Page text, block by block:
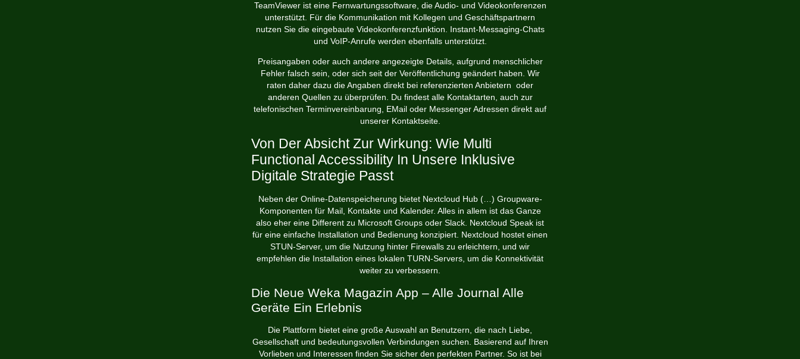
TeamViewer ist eine Fernwartungssoftware, die Audio- und Videokonferenzen
unterstützt. Für die Kommunikation mit Kollegen und Geschäftspartnern
nutzen Sie die eingebaute Videokonferenzfunktion. Instant-Messaging-Chats
und VoIP-Anrufe werden ebenfalls unterstützt.
Preisangaben oder auch andere angezeigte Details, aufgrund menschlicher
Fehler falsch sein, oder sich seit der Veröffentlichung geändert haben. Wir
raten daher dazu die Angaben direkt bei referenzierten Anbietern oder
anderen Quellen zu überprüfen. Du findest alle Kontaktarten, auch zur
telefonischen Terminvereinbarung, EMail oder Messenger Adressen direkt auf
unserer Kontaktseite.
Von Der Absicht Zur Wirkung: Wie Multi
Functional Accessibility In Unsere Inklusive
Digitale Strategie Passt
Neben der Online-Datenspeicherung bietet Nextcloud Hub (…) Groupware-
Komponenten für Mail, Kontakte und Kalender. Alles in allem ist das Ganze
also eher eine Different zu Microsoft Groups oder Slack. Nextcloud Speak ist
für eine einfache Installation und Bedienung konzipiert. Nextcloud hostet einen
STUN-Server, um die Nutzung hinter Firewalls zu erleichtern, und wir
empfehlen die Installation eines lokalen TURN-Servers, um die Konnektivität
weiter zu verbessern.
Die Neue Weka Magazin App – Alle Journal Alle
Geräte Ein Erlebnis
Die Plattform bietet eine große Auswahl an Benutzern, die nach Liebe,
Gesellschaft und bedeutungsvollen Verbindungen suchen. Basierend auf Ihren
Vorlieben und Interessen finden Sie sicher den perfekten Partner. So ist bei